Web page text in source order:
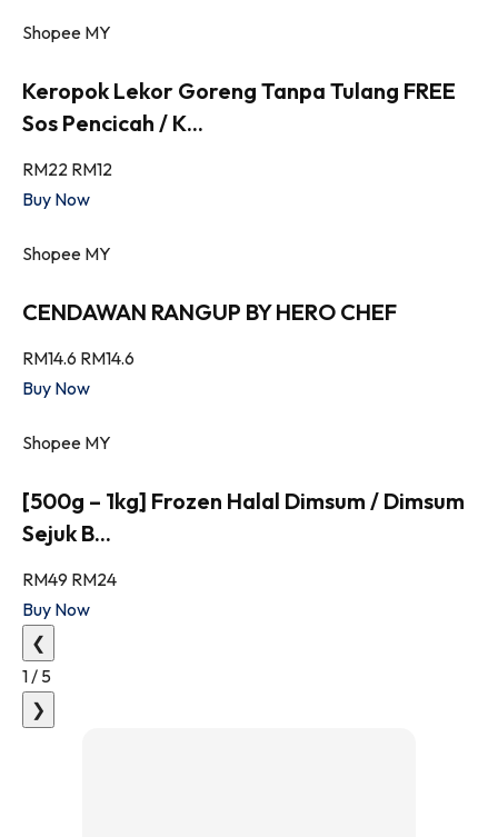
Shopee MY
Keropok Lekor Goreng Tanpa Tulang FREE
Sos Pencicah / K...
RM22 RM12
Buy Now
Shopee MY
CENDAWAN RANGUP BY HERO CHEF
RM14.6 RM14.6
Buy Now
Shopee MY
[500g – 1kg] Frozen Halal Dimsum / Dimsum
Sejuk B...
RM49 RM24
Buy Now
❮
1/ 5
❯